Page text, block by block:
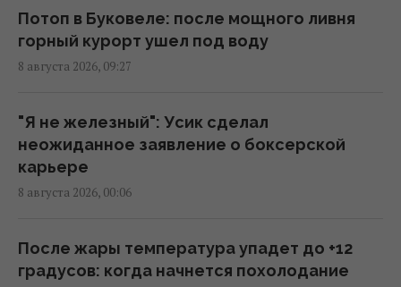
Разведка США связывает с Россией дрон
со взрывчаткой в аэропорту Лейпцига, –
09:59 суббота, 08 августа 2026
"Смело и мужественно": СМИ раскрыли, кто
спас украинский самолет от дрона в
08:59 суббота, 08 августа 2026
Потоп в Буковеле: после мощного ливня
горный курорт ушел под воду
8 августа 2026, 09:27
"Я не железный": Усик сделал
неожиданное заявление о боксерской
карьере
8 августа 2026, 00:06
После жары температура упадет до +12
градусов: когда начнется похолодание